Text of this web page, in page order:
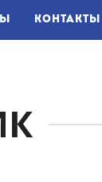
КОНТАКТЫ